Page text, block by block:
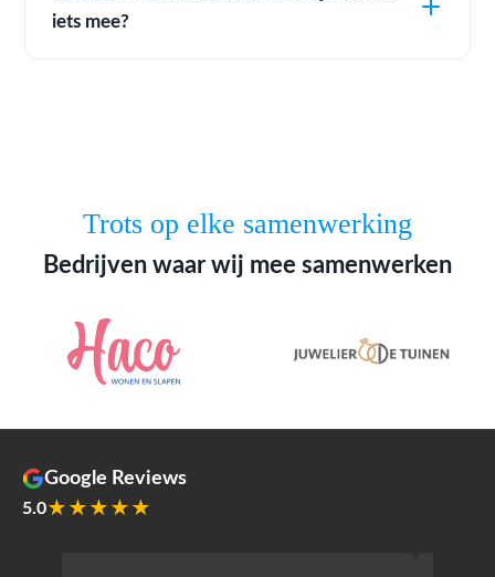
iets mee?
Trots op elke samenwerking
Bedrijven waar wij mee samenwerken
Google Reviews
5.0★★★★★